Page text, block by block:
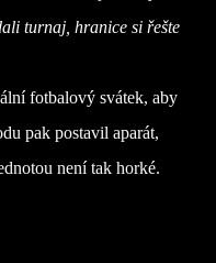
turnaj, hranice si řešte
fotbalový svátek, aby
pak postavil aparát,
není tak horké.